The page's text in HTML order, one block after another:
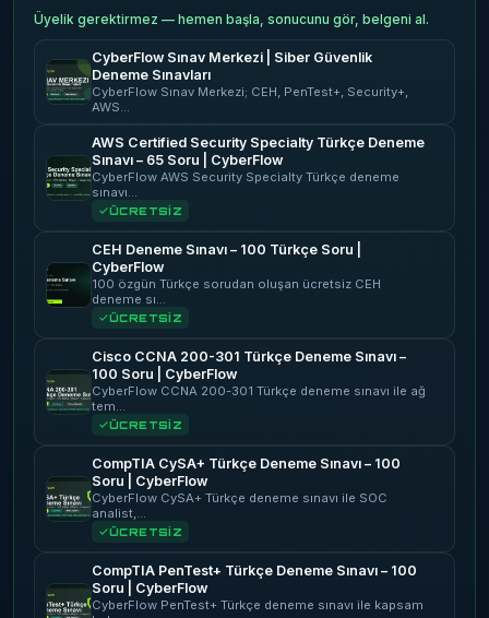
Üyelik gerektirmez — hemen başla, sonucunu gör, belgeni al.
CyberFlow Sınav Merkezi | Siber Güvenlik
Deneme Sınavları
CyberFlow Sınav Merkezi; CEH, PenTest+, Security+,
AWS…
AWS Certified Security Specialty Türkçe Deneme
Sınavı – 65 Soru | CyberFlow
CyberFlow AWS Security Specialty Türkçe deneme
sınavı…
ÜCRETSİZ
CEH Deneme Sınavı – 100 Türkçe Soru |
CyberFlow
100 özgün Türkçe sorudan oluşan ücretsiz CEH
deneme sı…
ÜCRETSİZ
Cisco CCNA 200-301 Türkçe Deneme Sınavı –
100 Soru | CyberFlow
CyberFlow CCNA 200-301 Türkçe deneme sınavı ile ağ
tem…
ÜCRETSİZ
CompTIA CySA+ Türkçe Deneme Sınavı – 100
Soru | CyberFlow
CyberFlow CySA+ Türkçe deneme sınavı ile SOC
analist,…
ÜCRETSİZ
CompTIA PenTest+ Türkçe Deneme Sınavı – 100
Soru | CyberFlow
CyberFlow PenTest+ Türkçe deneme sınavı ile kapsam